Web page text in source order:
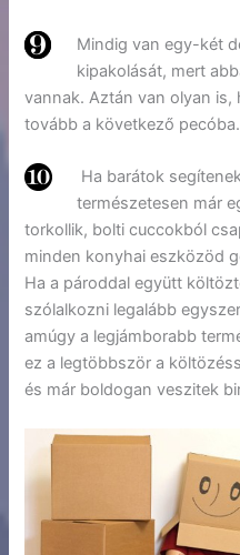
Mindig van egy-két
kipakolását, mert
vannak. Aztán van olyan
tovább a következő pecóba.
Ha barátok
természetesen már
torkollik, bolti cuccokból
minden konyhai eszközöd
Ha a pároddal együtt
szólalkozni legalább
amúgy a legjámborabb
ez a legtöbbször a
és már boldogan veszitek